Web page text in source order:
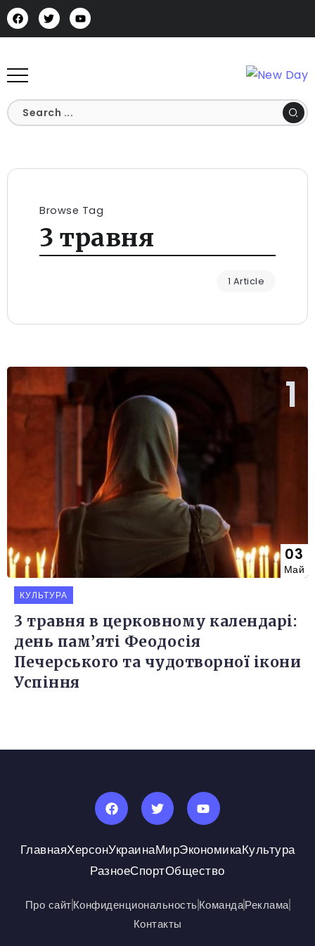
Browse Tag
3 травня
1 Article
03
Май
КУЛЬТУРА
3 травня в церковному календарі:
день пам’яті Феодосія
Печерського та чудотворної ікони
Успіння
ГлавнаяХерсонУкраинаМирЭкономикаКультура
РазноеСпортОбщество
Про сайтКонфиденциональностьКомандаРеклама
Контакты